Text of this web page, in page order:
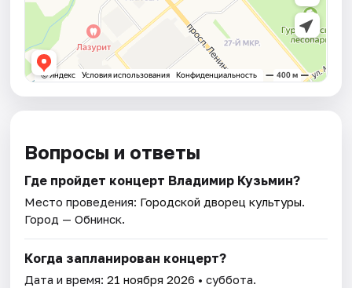
Вопросы и ответы
Где пройдет концерт Владимир Кузьмин?
Место проведения: Городской дворец культуры.
Город — Обнинск.
Когда запланирован концерт?
Дата и время:21 ноября 2026 • суббота.